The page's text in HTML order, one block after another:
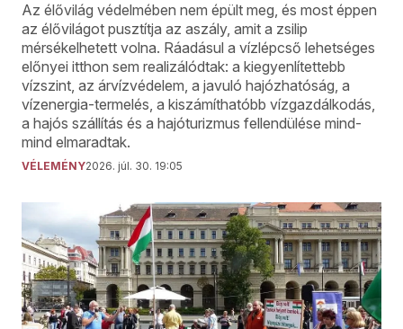
Az élővilág védelmében nem épült meg, és most éppen
az élővilágot pusztítja az aszály, amit a zsilip
mérsékelhetett volna. Ráadásul a vízlépcső lehetséges
előnyei itthon sem realizálódtak: a kiegyenlítettebb
vízszint, az árvízvédelem, a javuló hajózhatóság, a
vízenergia-termelés, a kiszámíthatóbb vízgazdálkodás,
a hajós szállítás és a hajóturizmus fellendülése mind-
mind elmaradtak.
VÉLEMÉNY2026. júl. 30. 19:05